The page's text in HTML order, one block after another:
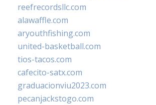
reefrecordsllc.com
alawaffle.com
aryouthfishing.com
united-basketball.com
tios-tacos.com
cafecito-satx.com
graduacionviu2023.com
pecanjackstogo.com